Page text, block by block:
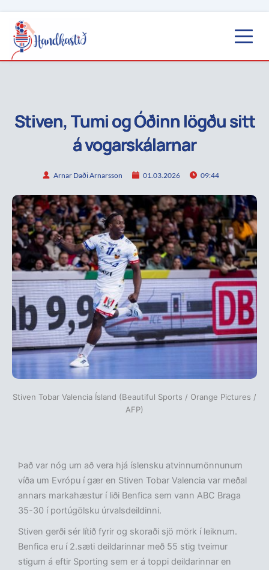
Stiven, Tumi og Óðinn lögðu sitt
á vogarskálarnar
Arnar Daði Arnarsson 01.03.2026 09:44
Stiven Tobar Valencia Ísland (Beautiful Sports / Orange Pictures /
AFP)
Það var nóg um að vera hjá íslensku atvinnumönnunum
víða um Evrópu í gær en Stiven Tobar Valencia var meðal
annars markahæstur í liði Benfica sem vann ABC Braga
35-30 í portúgölsku úrvalsdeildinni.
Stiven gerði sér lítið fyrir og skoraði sjö mörk í leiknum.
Benfica eru í 2.sæti deildarinnar með 55 stig tveimur
stigum á eftir Sporting sem er á toppi deildarinnar en